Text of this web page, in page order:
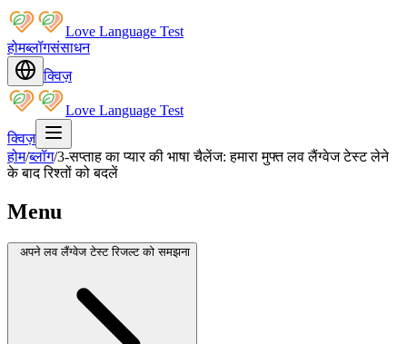
Love Language Test
होमब्लॉगसंसाधन
क्विज़
Love Language Test
क्विज़
होम/ब्लॉग/3-सप्ताह का प्यार की भाषा चैलेंज: हमारा मुफ्त लव लैंग्वेज टेस्ट लेने
के बाद रिश्तों को बदलें
Menu
अपने लव लैंग्वेज टेस्ट रिजल्ट को समझना